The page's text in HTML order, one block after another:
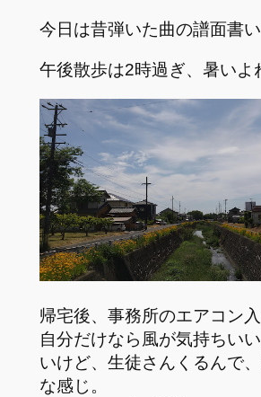
今日は昔弾いた曲の譜面書い
午後散歩は2時過ぎ、暑いよ
帰宅後、事務所のエアコン入
自分だけなら風が気持ちい
いけど、生徒さんくるんで
な感じ。